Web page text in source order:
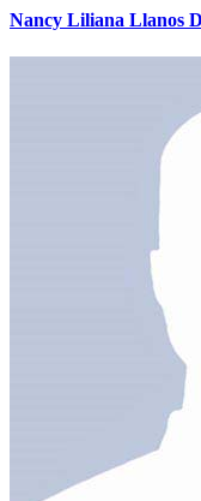
Nancy Liliana Llanos